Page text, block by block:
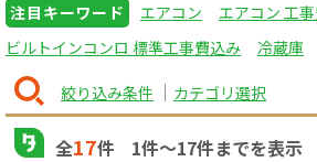
注目キーワード エアコン エアコン 工
ビルトインコンロ 標準工事費込み
冷蔵庫
絞り込み条件 カテゴリ選択
全17件 1件〜17件までを表示